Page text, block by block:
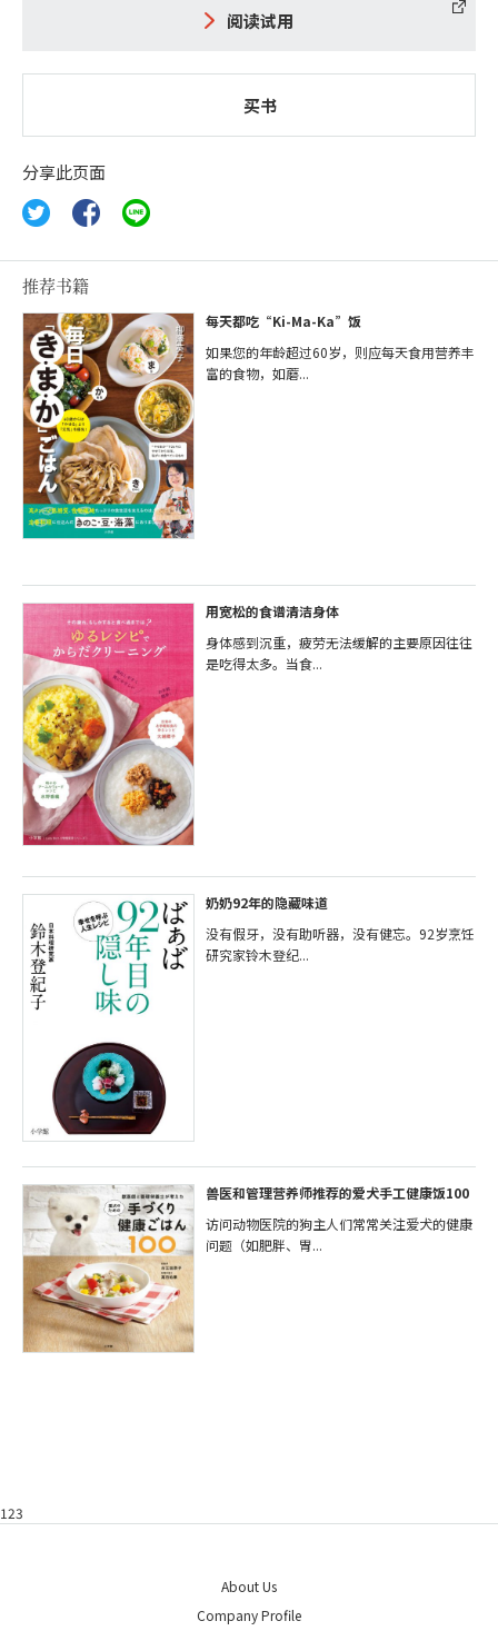
阅读试用
买书
分享此页面
推荐书籍
每天都吃“Ki-Ma-Ka”饭
如果您的年龄超过60岁，则应每天食用营养丰
富的食物，如蘑...
用宽松的食谱清洁身体
身体感到沉重，疲劳无法缓解的主要原因往往
是吃得太多。当食...
奶奶92年的隐藏味道
没有假牙，没有助听器，没有健忘。92岁烹饪
研究家铃木登纪...
兽医和管理营养师推荐的爱犬手工健康饭100
访问动物医院的狗主人们常常关注爱犬的健康
问题（如肥胖、胃...
123
About Us
Company Profile